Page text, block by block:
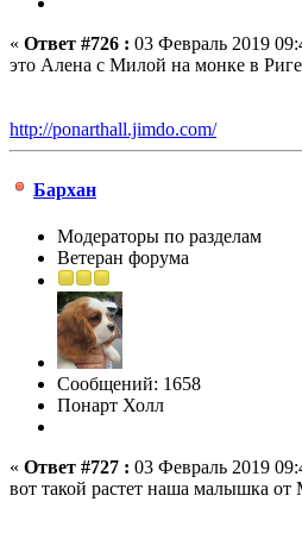
« Ответ #726 : 03 Февраль 2019
это Алена с Милой на монке в Риге
http://ponarthall.jimdo.com/
Бархан
Модераторы по разделам
Ветеран форума
Сообщений: 1658
Понарт Холл
« Ответ #727 : 03 Февраль 2019
вот такой растет наша малышка